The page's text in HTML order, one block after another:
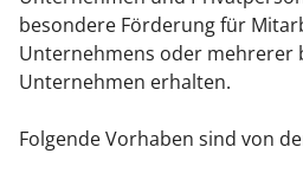
besondere Förderung für
Unternehmens oder mehrerer
Unternehmen erhalten.
Folgende Vorhaben sind von